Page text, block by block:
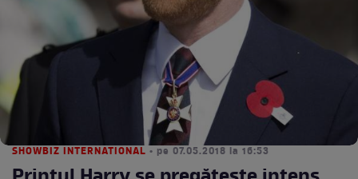
SHOWBIZ INTERNATIONAL • pe 07.05.2018 la 16:53